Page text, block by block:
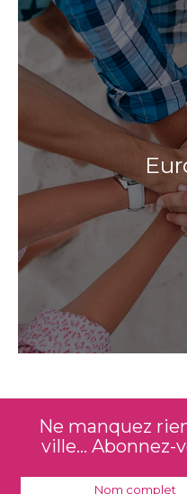
Ne manquez
ville... Abonnez-